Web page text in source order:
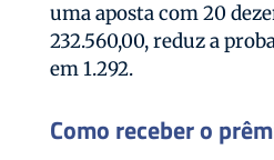
uma aposta com 20
232.560,00, reduz a
em 1.292.
Como receber o